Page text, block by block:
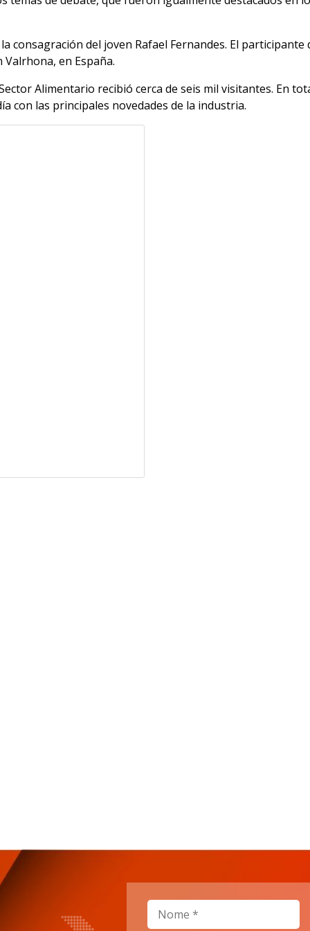
consagración del joven Rafael Fernandes. El
en España.
Alimentario recibió cerca de seis mil visitantes. En
con las principales novedades de la industria.